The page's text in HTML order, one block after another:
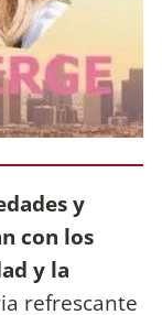
y
con los
y la
refrescante